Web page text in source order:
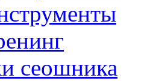
сеошника